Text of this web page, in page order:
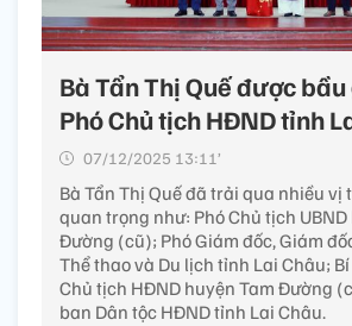
Bà Tẩn Thị Quế được
Phó Chủ tịch HĐND tỉnh
07/12/2025 13:11’
Bà Tẩn Thị Quế đã trải qua nhiều vị
quan trọng như: Phó Chủ tịch
Đường (cũ); Phó Giám đốc, Giám
Thể thao và Du lịch tỉnh Lai Châu;
Chủ tịch HĐND huyện Tam Đường
ban Dân tộc HĐND tỉnh Lai Châu.